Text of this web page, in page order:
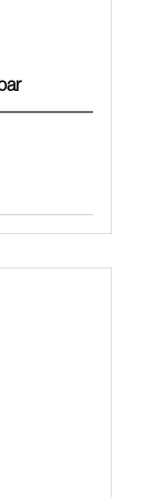
der Wand,
den S-